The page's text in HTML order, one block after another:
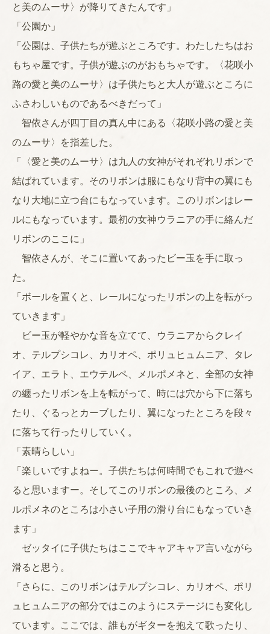
と美のムーサ〉が降りてきたんです」
「公園か」
「公園は、子供たちが遊ぶところです。わたしたちはお
もちゃ屋です。子供が遊ぶのがおもちゃです。〈花咲小
路の愛と美のムーサ〉は子供たちと大人が遊ぶところに
ふさわしいものであるべきだって」
智依さんが四丁目の真ん中にある〈花咲小路の愛と美
のムーサ〉を指差した。
「〈愛と美のムーサ〉は九人の女神がそれぞれリボンで
結ばれています。そのリボンは服にもなり背中の翼にも
なり大地に立つ台にもなっています。このリボンはレー
ルにもなっています。最初の女神ウラニアの手に絡んだ
リボンのここに」
智依さんが、そこに置いてあったビー玉を手に取っ
た。
「ボールを置くと、レールになったリボンの上を転がっ
ていきます」
ビー玉が軽やかな音を立てて、ウラニアからクレイ
オ、テルプシコレ、カリオペ、ポリュヒュムニア、タレ
イア、エラト、エウテルペ、メルポメネと、全部の女神
の纏ったリボンを上を転がって、時には穴から下に落ち
たり、ぐるっとカーブしたり、翼になったところを段々
に落ちて行ったりしていく。
「素晴らしい」
「楽しいですよねー。子供たちは何時間でもこれで遊べ
ると思いますー。そしてこのリボンの最後のところ、メ
ルポメネのところは小さい子用の滑り台にもなっていき
ます」
ゼッタイに子供たちはここでキャアキャア言いながら
滑ると思う。
「さらに、このリボンはテルプシコレ、カリオペ、ポリ
ュヒュムニアの部分ではこのようにステージにも変化し
ています。ここでは、誰もがギターを抱えて歌ったり、